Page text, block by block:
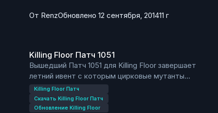
От RenzОбновлено 12 сентября, 201411 г
Killing Floor Патч 1051
Вышедший Патч 1051 для Killing Floor завершает
летний ивент с которым цирковые мутанты
меняют место с классическими.
Killing Floor Патч
Скачать Killing Floor Патч
Обновление Killing Floor